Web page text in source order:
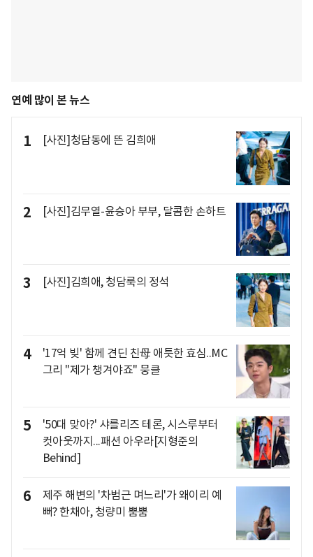
연예 많이 본 뉴스
1 [사진]청담동에 뜬 김희애
2 [사진]김무열-윤승아 부부, 달콤한 손하트
3 [사진]김희애, 청담룩의 정석
4
'17억 빚' 함께 견딘 친母 애틋한 효심..MC
그리 "제가 챙겨야죠" 뭉클
5
'50대 맞아?' 샤를리즈 테론, 시스루부터
컷아웃까지...패션 아우라[지형준의
Behind]
6
제주 해변의 '차범근 며느리'가 왜이리 예
뻐? 한채아, 청량미 뿜뿜